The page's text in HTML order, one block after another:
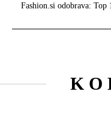
Fashion.si odobrava: Top